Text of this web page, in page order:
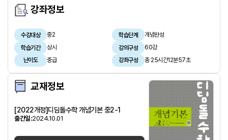
강좌정보
수강대상 중2 학습단계
개념완성
학습기간
상시 강의구성
60강
난이도
중급 강좌구성 총 25시간12분57초
교재정보
[2022개정]디딤돌수학 개념기본 중2-1
출간일:2024.10.01